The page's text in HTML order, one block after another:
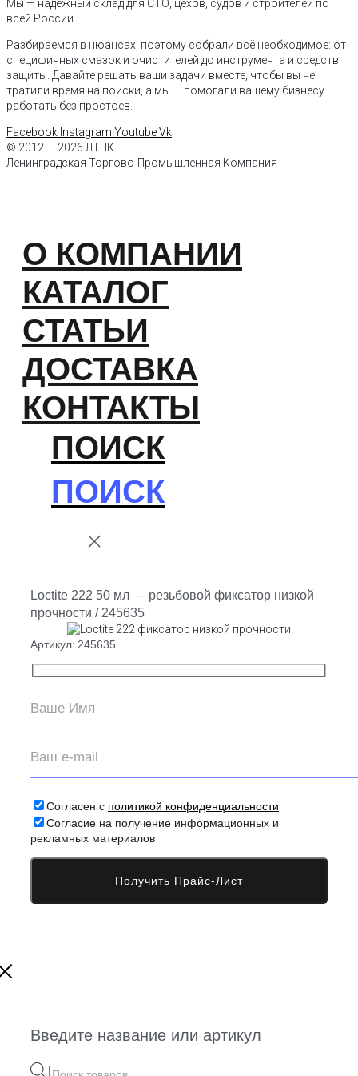
Мы — надежный склад для СТО, цехов, судов и строителей по
всей России.
Разбираемся в нюансах, поэтому собрали всё необходимое: от
специфичных смазок и очистителей до инструмента и средств
защиты. Давайте решать ваши задачи вместе, чтобы вы не
тратили время на поиски, а мы — помогали вашему бизнесу
работать без простоев.
Facebook Instagram YoutubeVk
© 2012 — 2026 ЛТПК
Ленинградская Торгово-Промышленная Компания
О КОМПАНИИ
КАТАЛОГ
СТАТЬИ
ДОСТАВКА
КОНТАКТЫ
ПОИСК
ПОИСК
Loctite 222 50 мл — резьбовой фиксатор низкой
прочности / 245635
Артикул: 245635
Согласен с политикой конфиденциальности
Согласие на получение информационных и
рекламных материалов
Введите название или артикул
Поиск